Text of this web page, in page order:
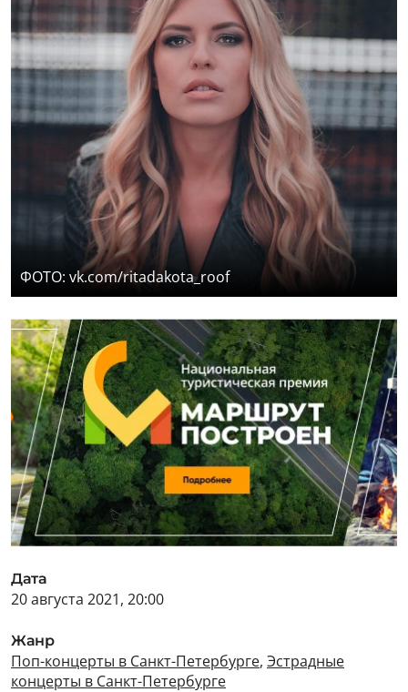
ФОТО: vk.com/ritadakota_roof
Дата
20 августа 2021, 20:00
Жанр
Поп-концерты в Санкт-Петербурге, Эстрадные
концерты в Санкт-Петербурге